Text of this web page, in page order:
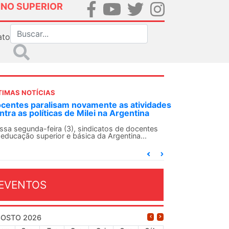
SUPERIOR
NOTÍCIAS
ANDES-SN convoca docentes para Dia de
Solidariedade Internacionalista com Cuba em
13 de agosto
O ANDES-SN conclama suas seções sindicais e o
2026